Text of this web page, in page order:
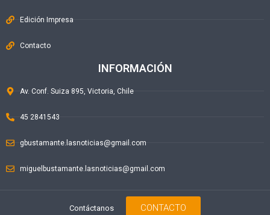
Edición Impresa
Contacto
INFORMACIÓN
Av. Conf. Suiza 895, Victoria, Chile
45 2841543
gbustamante.lasnoticias@gmail.com
miguelbustamante.lasnoticias@gmail.com
Contáctanos CONTACTO